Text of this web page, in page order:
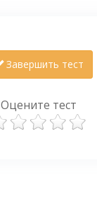
Завершить тест
Оцените тест